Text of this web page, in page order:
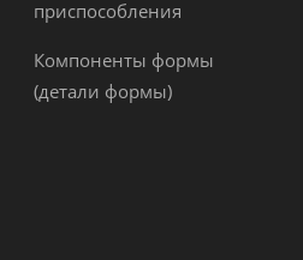
приспособления
Компоненты формы
(детали формы)